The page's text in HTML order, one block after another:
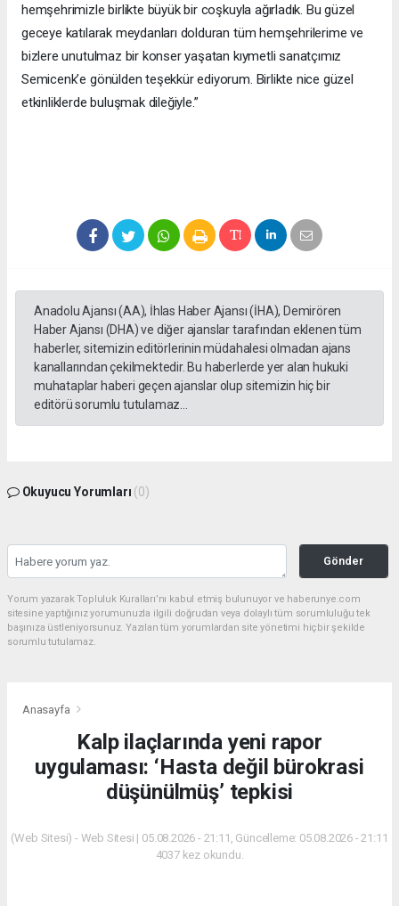
hemşehrimizle birlikte büyük bir coşkuyla ağırladık. Bu güzel
geceye katılarak meydanları dolduran tüm hemşehrilerime ve
bizlere unutulmaz bir konser yaşatan kıymetli sanatçımız
Semicenk’e gönülden teşekkür ediyorum. Birlikte nice güzel
etkinliklerde buluşmak dileğiyle.”
Anadolu Ajansı (AA), İhlas Haber Ajansı (İHA), Demirören
Haber Ajansı (DHA) ve diğer ajanslar tarafından eklenen tüm
haberler, sitemizin editörlerinin müdahalesi olmadan ajans
kanallarından çekilmektedir. Bu haberlerde yer alan hukuki
muhataplar haberi geçen ajanslar olup sitemizin hiç bir
editörü sorumlu tutulamaz...
Okuyucu Yorumları (0)
Gönder
Yorum yazarak Topluluk Kuralları’nı kabul etmiş bulunuyor ve haberunye.com
sitesine yaptığınız yorumunuzla ilgili doğrudan veya dolaylı tüm sorumluluğu tek
başınıza üstleniyorsunuz. Yazılan tüm yorumlardan site yönetimi hiçbir şekilde
sorumlu tutulamaz.
Anasayfa
Kalp ilaçlarında yeni rapor
uygulaması: ‘Hasta değil bürokrasi
düşünülmüş’ tepkisi
(Web Sitesi) - Web Sitesi | 05.08.2026 - 21:11, Güncelleme: 05.08.2026 - 21:11
4037 kez okundu.